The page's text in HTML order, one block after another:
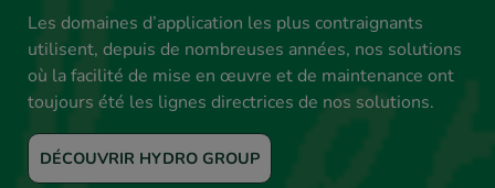
Les domaines d’application les plus contraignants
utilisent, depuis de nombreuses années, nos solutions
où la facilité de mise en œuvre et de maintenance ont
toujours été les lignes directrices de nos solutions.
DÉCOUVRIR HYDRO GROUP